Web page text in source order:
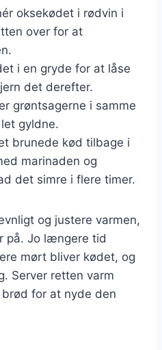
oksekødet i rødvin i
over for at
i en gryde for at låse
det derefter.
grøntsagerne i samme
gyldne.
brunede kød tilbage i
marinaden og
det simre i flere timer.
og justere varmen,
på. Jo længere tid
mørt bliver kødet, og
Server retten varm
for at nyde den